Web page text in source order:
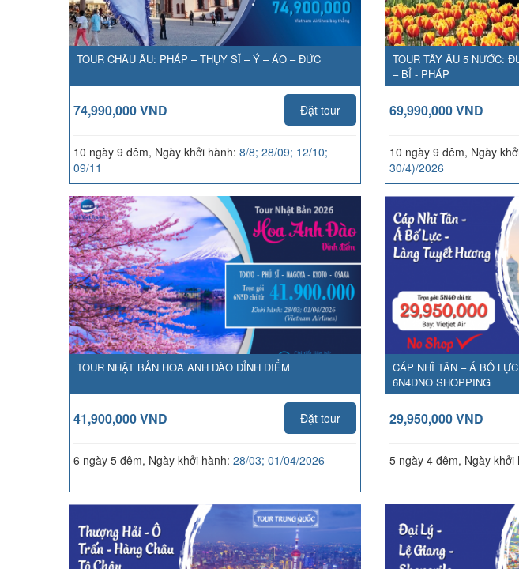
TOUR CHÂU ÂU: PHÁP – THỤY SĨ – Ý – ÁO – ĐỨC
74,990,000 VND Đặt tour
10 ngày 9 đêm, Ngày khởi hành: 8/8; 28/09; 12/10;
09/11
TOUR TÂY ÂU 5 NƯỚC:
– BỈ - PHÁP
69,990,000 VND
10 ngày 9 đêm, Ngày
30/4)/2026
TOUR NHẬT BẢN HOA ANH ĐÀO ĐỈNH ĐIỂM
41,900,000 VND Đặt tour
6 ngày 5 đêm, Ngày khởi hành: 28/03; 01/04/2026
CÁP NHĨ TÂN – Á BỐ
6N4ĐNO SHOPPING
29,950,000 VND
5 ngày 4 đêm, Ngày khởi